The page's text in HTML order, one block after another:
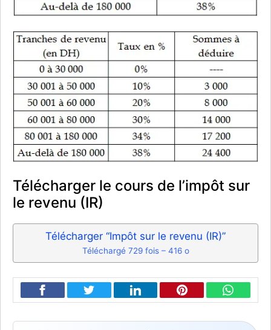
Télécharger le cours de l’impôt sur
le revenu (IR)
Télécharger “Impôt sur le revenu (IR)”
Téléchargé 729 fois – 416 o